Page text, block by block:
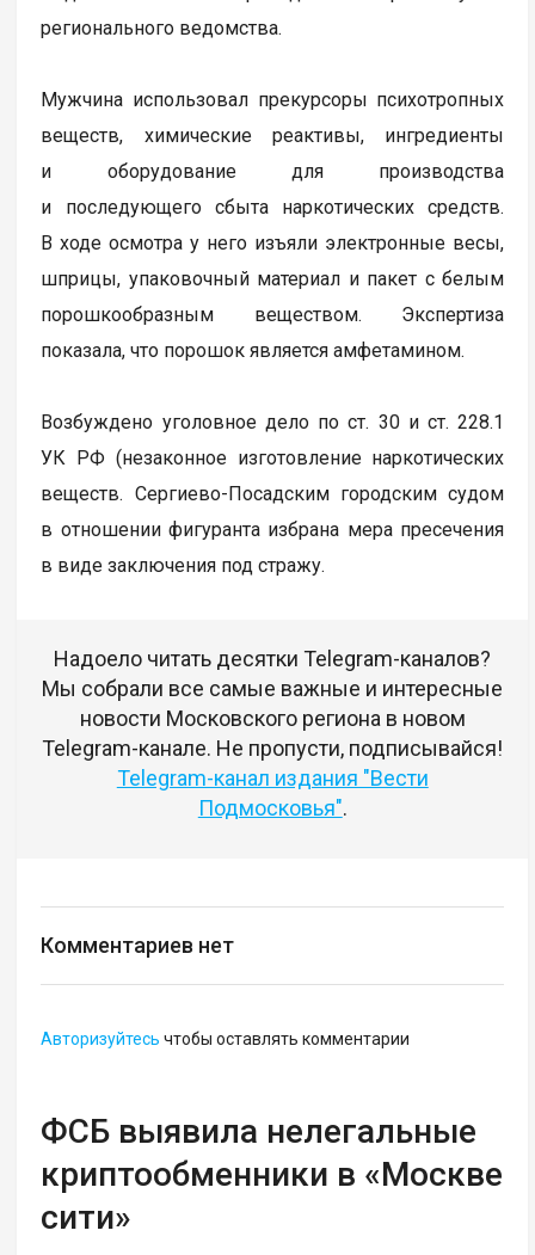
регионального ведомства.
Мужчина использовал прекурсоры психотропных
веществ, химические реактивы, ингредиенты
и оборудование для производства
и последующего сбыта наркотических средств.
В ходе осмотра у него изъяли электронные весы,
шприцы, упаковочный материал и пакет с белым
порошкообразным веществом. Экспертиза
показала, что порошок является амфетамином.
Возбуждено уголовное дело по ст. 30 и ст. 228.1
УК РФ (незаконное изготовление наркотических
веществ. Сергиево-Посадским городским судом
в отношении фигуранта избрана мера пресечения
в виде заключения под стражу.
Надоело читать десятки Telegram-каналов?
Мы собрали все самые важные и интересные
новости Московского региона в новом
Telegram-канале. Не пропусти, подписывайся!
Telegram-канал издания "Вести
Подмосковья".
Комментариев нет
Авторизуйтесь чтобы оставлять комментарии
ФСБ выявила нелегальные
криптообменники в «Москве
сити»